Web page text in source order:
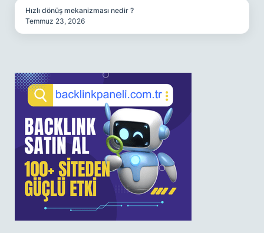
Hızlı dönüş mekanizması nedir ?
Temmuz 23, 2026